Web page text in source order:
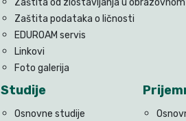
Zaštita od zlostavljanja u
Zaštita podataka o ličnosti
EDUROAM servis
Linkovi
Foto galerija
Studije
Osnovne studije